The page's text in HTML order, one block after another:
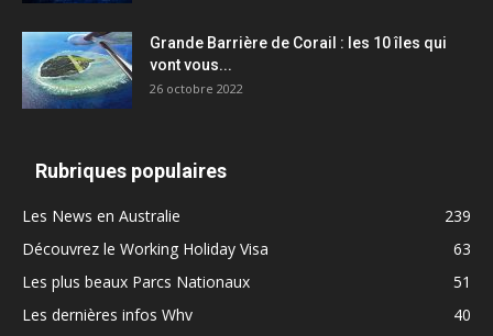
Grande Barrière de Corail : les 10 îles qui
vont vous...
26 octobre 2022
Rubriques populaires
Les News en Australie
239
Découvrez le Working Holiday Visa
63
Les plus beaux Parcs Nationaux
51
Les dernières infos Whv
40